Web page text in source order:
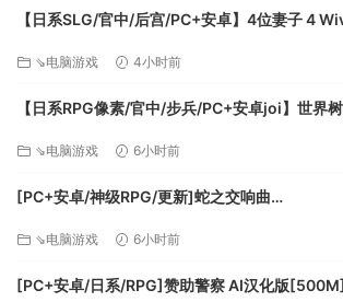
【日系SLG/官中/后宫/PC+安卓】4位妻子 4
⇘电脑游戏 4小时前
【日系RPG像素/官中/步兵/PC+安卓joi】世界
ムと世界樹の牧場～ 官方中文步兵版【1.26G】
⇘电脑游戏 6小时前
[PC+安卓/神级RPG/更新]蛇之交响曲
⇘电脑游戏 6小时前
[PC+安卓/日系/RPG]赞助警察 AI汉化版[500M]